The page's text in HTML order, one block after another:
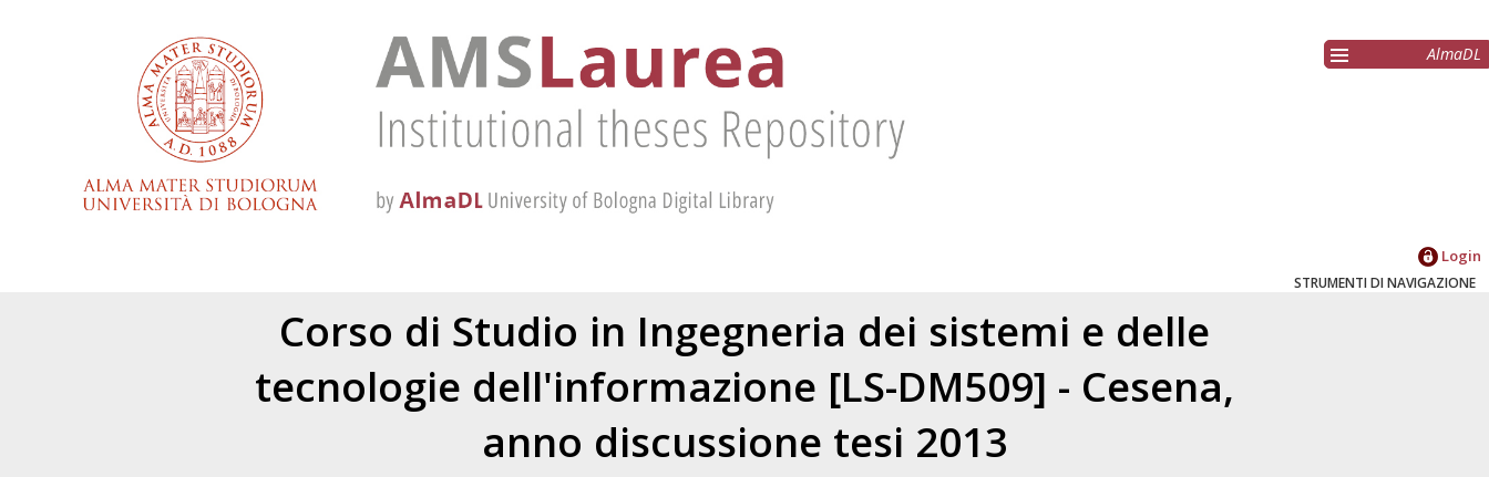
AlmaDL
Login
STRUMENTI DI NAVIGAZIONE
Corso di Studio in Ingegneria dei sistemi e delle
tecnologie dell'informazione [LS-DM509] - Cesena,
anno discussione tesi 2013